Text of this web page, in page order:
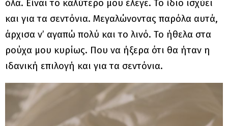
όλα. Είναι το καλύτερο μου έλεγε. Το ίδιο ισχύει
και για τα σεντόνια. Μεγαλώνοντας παρόλα αυτά,
άρχισα ν’ αγαπώ πολύ και το λινό. Το ήθελα στα
ρούχα μου κυρίως. Που να ήξερα ότι θα ήταν η
ιδανική επιλογή και για τα σεντόνια.